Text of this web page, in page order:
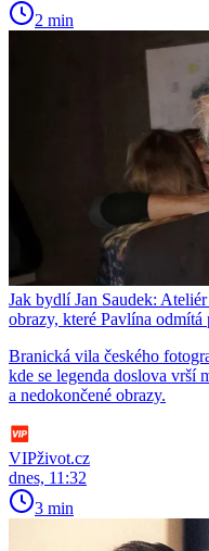
2 min
Jak bydlí Jan Saudek:
obrazy, které Pavlína odmítá
Branická vila českého
kde se legenda doslova vrší
a nedokončené obrazy.
VIPživot.cz
dnes, 11:32
3 min